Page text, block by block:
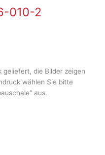
010-2
die Bilder zeigen
wählen Sie bitte
aus.